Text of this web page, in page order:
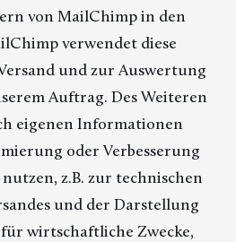
von MailChimp in den
verwendet diese
und zur Auswertung
Auftrag. Des Weiteren
eigenen Informationen
oder Verbesserung
z.B. zur technischen
und der Darstellung
wirtschaftliche Zwecke,